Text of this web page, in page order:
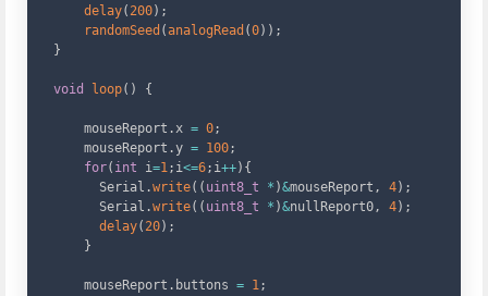
delay( 200) ;
randomSeed (analogRead (0) ) ;
}
void loop( ) {
    mouseReport
.x = 0;
    mouseReport
.y = 100;
for( int i=1; i<=6; i++) {
      Serial
.write( ( uint8_t * )&mouseReport , 4) ;
      Serial
.write( ( uint8_t * )&nullReport0, 4) ;
delay( 20) ;
}
    mouseReport
. buttons = 1;